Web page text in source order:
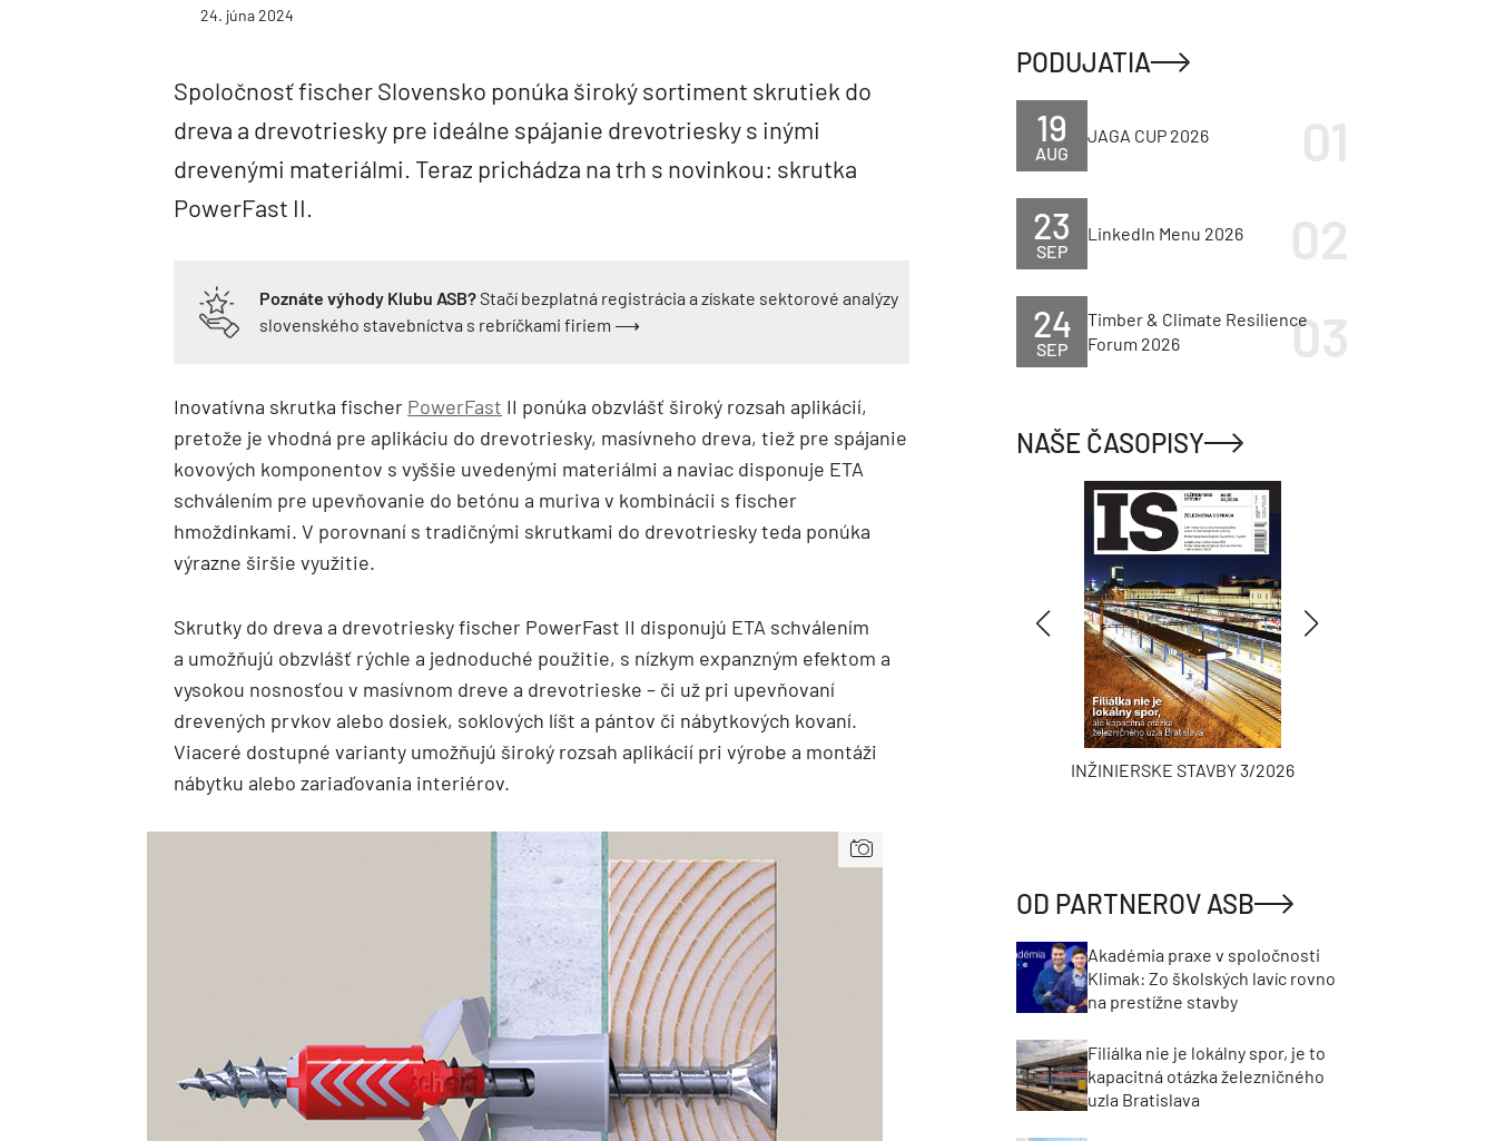
24. júna 2024
Spoločnosť fischer Slovensko ponúka široký sortiment skrutiek do
dreva a drevotriesky pre ideálne spájanie drevotriesky s inými
drevenými materiálmi. Teraz prichádza na trh s novinkou: skrutka
PowerFast II.
Poznáte výhody Klubu ASB?Stačí bezplatná registrácia a získate sektorové analýzy
slovenského stavebníctva s rebríčkami firiem ⟶
Inovatívna skrutka fischer PowerFast II ponúka obzvlášť široký rozsah aplikácií,
pretože je vhodná pre aplikáciu do drevotriesky, masívneho dreva, tiež pre spájanie
kovových komponentov s vyššie uvedenými materiálmi a naviac disponuje ETA
schválením pre upevňovanie do betónu a muriva v kombinácii s fischer
hmoždinkami. V porovnaní s tradičnými skrutkami do drevotriesky teda ponúka
výrazne širšie využitie.
Skrutky do dreva a drevotriesky fischer PowerFast II disponujú ETA schválením
a umožňujú obzvlášť rýchle a jednoduché použitie, s nízkym expanzným efektom a
vysokou nosnosťou v masívnom dreve a drevotrieske – či už pri upevňovaní
drevených prvkov alebo dosiek, soklových líšt a pántov či nábytkových kovaní.
Viaceré dostupné varianty umožňujú široký rozsah aplikácií pri výrobe a montáži
nábytku alebo zariaďovania interiérov.
PODUJATIA
AUG
19 JAGA CUP 2026
SEP
23 LinkedIn Menu 2026
SEP
24
Timber & Climate Resilience
Forum 2026
NAŠE ČASOPISY
INŽINIERSKE STAVBY 3/2026
OD PARTNEROV ASB
Akadémia praxe v spoločnosti
Klimak: Zo školských lavíc rovno
na prestížne stavby
Filiálka nie je lokálny spor, je to
kapacitná otázka železničného
uzla Bratislava